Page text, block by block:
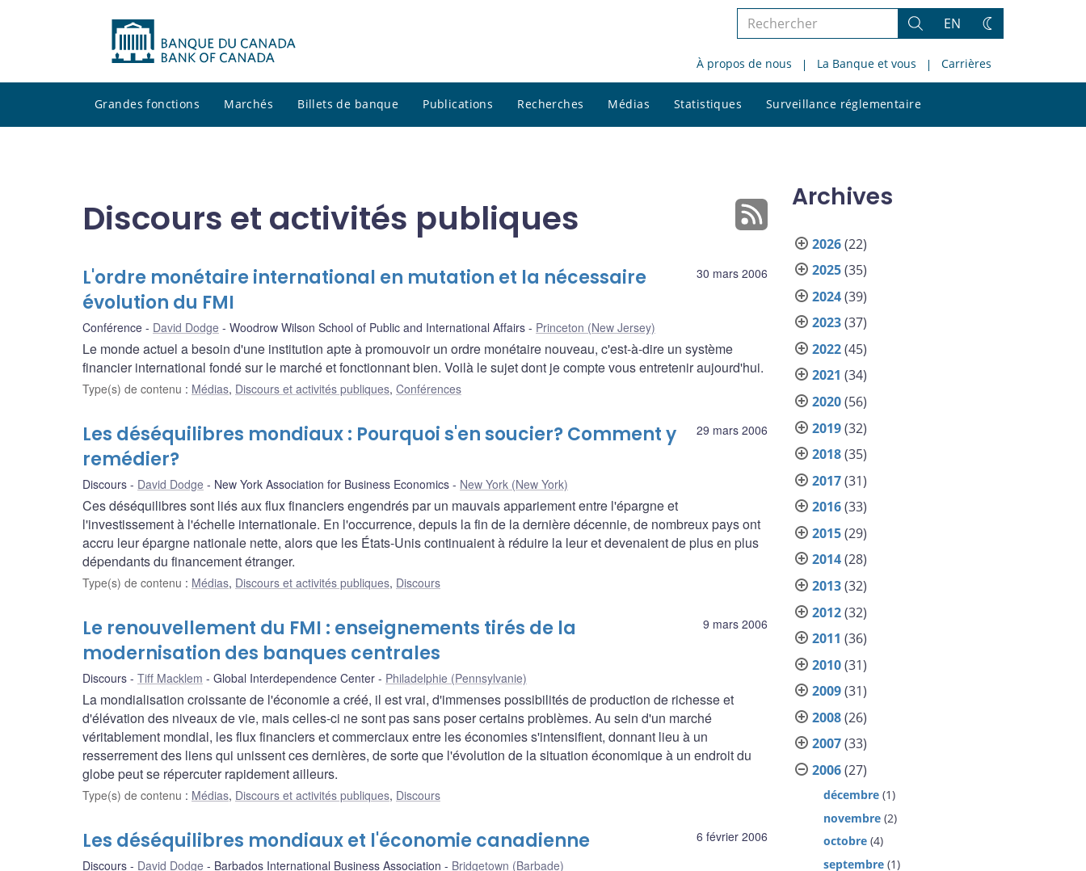
Rechercher
le
site
Rechercher
EN
Changez
thème
À propos de nous La Banque et vous Carrières
Grandes fonctions Marchés Billets de banque Publications Recherches Médias Statistiques Surveillance réglementaire
le
Discours et activités publiques
30 mars 2006
L'ordre monétaire international en mutation et la nécessaire
évolution du FMI
Conférence David Dodge Woodrow Wilson School of Public and International Affairs Princeton (New Jersey)
Le monde actuel a besoin d'une institution apte à promouvoir un ordre monétaire nouveau, c'est-à-dire un système
financier international fondé sur le marché et fonctionnant bien. Voilà le sujet dont je compte vous entretenir aujourd'hui.
Type(s) de contenu : Médias, Discours et activités publiques, Conférences
29 mars 2006
Les déséquilibres mondiaux : Pourquoi s'en soucier? Comment y
remédier?
Discours David Dodge New York Association for Business Economics New York (New York)
Ces déséquilibres sont liés aux flux financiers engendrés par un mauvais appariement entre l'épargne et
l'investissement à l'échelle internationale. En l'occurrence, depuis la fin de la dernière décennie, de nombreux pays ont
accru leur épargne nationale nette, alors que les États-Unis continuaient à réduire la leur et devenaient de plus en plus
dépendants du financement étranger.
Type(s) de contenu : Médias, Discours et activités publiques, Discours
9 mars 2006
Le renouvellement du FMI : enseignements tirés de la
modernisation des banques centrales
Discours Tiff Macklem Global Interdependence Center Philadelphie (Pennsylvanie)
La mondialisation croissante de l'économie a créé, il est vrai, d'immenses possibilités de production de richesse et
d'élévation des niveaux de vie, mais celles-ci ne sont pas sans poser certains problèmes. Au sein d'un marché
véritablement mondial, les flux financiers et commerciaux entre les économies s'intensifient, donnant lieu à un
resserrement des liens qui unissent ces dernières, de sorte que l'évolution de la situation économique à un endroit du
globe peut se répercuter rapidement ailleurs.
Type(s) de contenu : Médias, Discours et activités publiques, Discours
6 février 2006
Les déséquilibres mondiaux et l'économie canadienne
Discours David Dodge Barbados International Business Association Bridgetown (Barbade)
Archives
2026(22)
2025(35)
2024(39)
2023(37)
2022(45)
2021 (34)
2020(56)
2019(32)
2018(35)
2017(31)
2016(33)
2015(29)
2014(28)
2013(32)
2012(32)
2011 (36)
2010(31)
2009(31)
2008(26)
2007(33)
2006(27)
décembre (1)
novembre (2)
octobre (4)
septembre (1)